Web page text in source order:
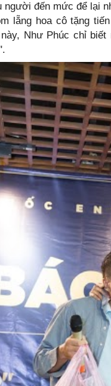
người đến mức để lại
lẵng hoa cô tặng
Như Phúc chỉ